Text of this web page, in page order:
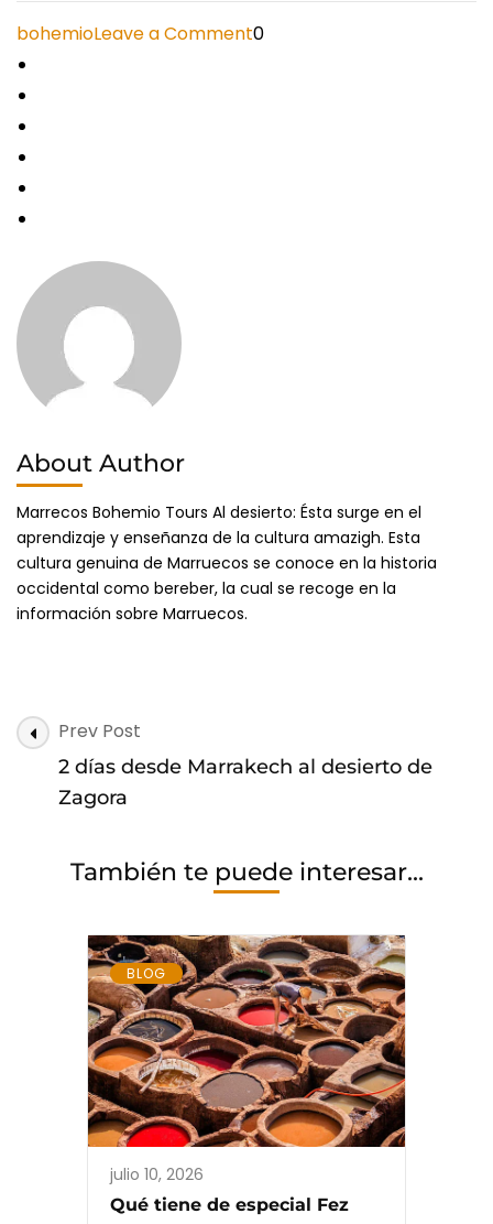
bohemioLeave a Commenton
0
About Author
Marrecos Bohemio Tours Al desierto: Ésta surge en el
aprendizaje y enseñanza de la cultura amazigh. Esta
cultura genuina de Marruecos se conoce en la historia
occidental como bereber, la cual se recoge en la
información sobre Marruecos.
Post
Navigation
Prev Post
2 días desde Marrakech al desierto de
Zagora
También te puede interesar...
BLOG
julio 10, 2026
Qué tiene de especial Fez